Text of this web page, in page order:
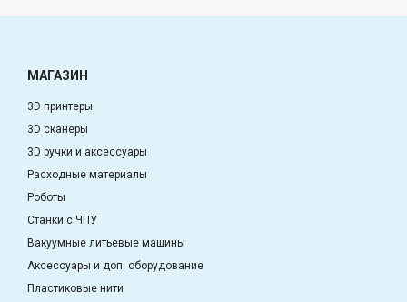
МАГАЗИН
3D принтеры
3D сканеры
3D ручки и аксессуары
Расходные материалы
Роботы
Станки с ЧПУ
Вакуумные литьевые машины
Аксессуары и доп. оборудование
Пластиковые нити